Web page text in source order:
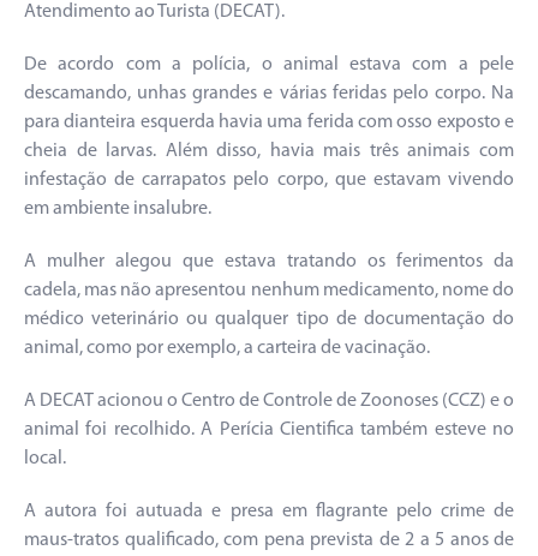
Atendimento ao Turista (DECAT).
De acordo com a polícia, o animal estava com a pele
descamando, unhas grandes e várias feridas pelo corpo. Na
para dianteira esquerda havia uma ferida com osso exposto e
cheia de larvas. Além disso, havia mais três animais com
infestação de carrapatos pelo corpo, que estavam vivendo
em ambiente insalubre.
A mulher alegou que estava tratando os ferimentos da
cadela, mas não apresentou nenhum medicamento, nome do
médico veterinário ou qualquer tipo de documentação do
animal, como por exemplo, a carteira de vacinação.
A DECAT acionou o Centro de Controle de Zoonoses (CCZ) e o
animal foi recolhido. A Perícia Cientifica também esteve no
local.
A autora foi autuada e presa em flagrante pelo crime de
maus-tratos qualificado, com pena prevista de 2 a 5 anos de